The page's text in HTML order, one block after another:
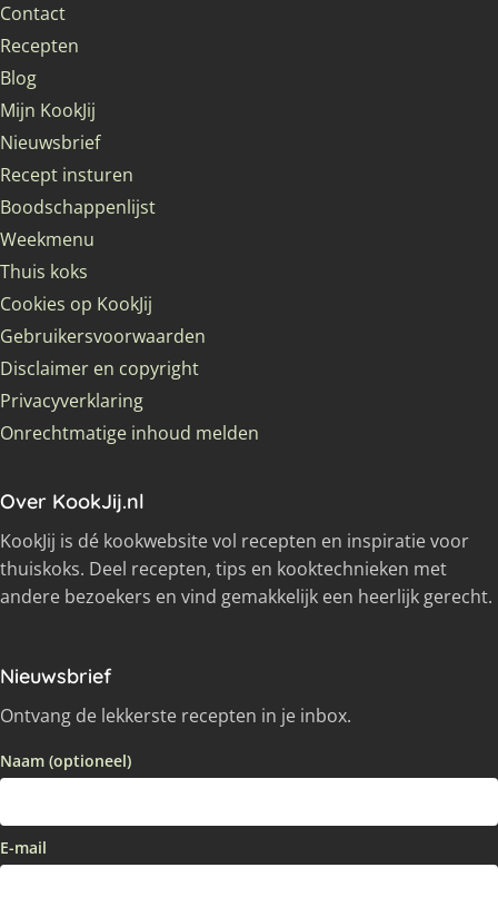
Contact
Recepten
Blog
Mijn KookJij
Nieuwsbrief
Recept insturen
Boodschappenlijst
Weekmenu
Thuis koks
Cookies op KookJij
Gebruikersvoorwaarden
Disclaimer en copyright
Privacyverklaring
Onrechtmatige inhoud melden
Over KookJij.nl
KookJij is dé kookwebsite vol recepten en inspiratie voor
thuiskoks. Deel recepten, tips en kooktechnieken met
andere bezoekers en vind gemakkelijk een heerlijk gerecht.
Nieuwsbrief
Ontvang de lekkerste recepten in je inbox.
Naam (optioneel)
E-mail